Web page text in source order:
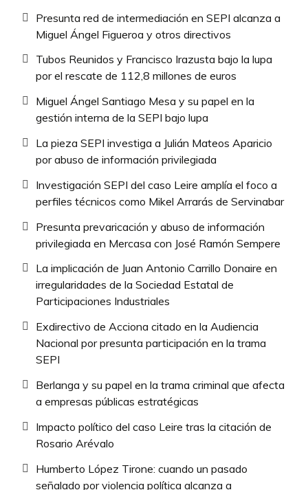
Presunta red de intermediación en SEPI alcanza a
Miguel Ángel Figueroa y otros directivos
Tubos Reunidos y Francisco Irazusta bajo la lupa
por el rescate de 112,8 millones de euros
Miguel Ángel Santiago Mesa y su papel en la
gestión interna de la SEPI bajo lupa
La pieza SEPI investiga a Julián Mateos Aparicio
por abuso de información privilegiada
Investigación SEPI del caso Leire amplía el foco a
perfiles técnicos como Mikel Arrarás de Servinabar
Presunta prevaricación y abuso de información
privilegiada en Mercasa con José Ramón Sempere
La implicación de Juan Antonio Carrillo Donaire en
irregularidades de la Sociedad Estatal de
Participaciones Industriales
Exdirectivo de Acciona citado en la Audiencia
Nacional por presunta participación en la trama
SEPI
Berlanga y su papel en la trama criminal que afecta
a empresas públicas estratégicas
Impacto político del caso Leire tras la citación de
Rosario Arévalo
Humberto López Tirone: cuando un pasado
señalado por violencia política alcanza a